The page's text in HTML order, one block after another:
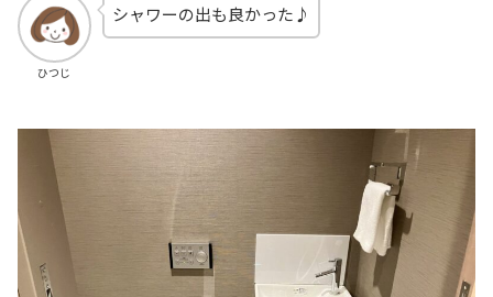
ひつじ
シャワーの出も良かった♪